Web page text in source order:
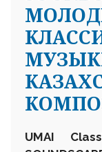
UMAI